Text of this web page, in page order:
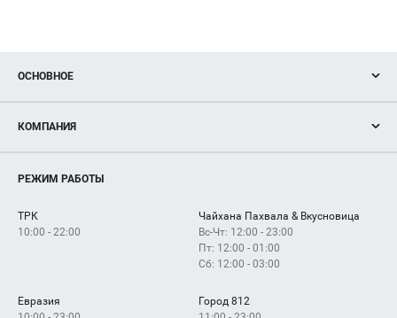
ОСНОВНОЕ
Новости
Магазины
Услуги
КОМПАНИЯ
Рекламодателям
Как добраться
РЕЖИМ РАБОТЫ
ТРК
10:00 - 22:00
Чайхана Пахвала & Вкусновица
Вс-Чт: 12:00 - 23:00
Пт: 12:00 - 01:00
Сб: 12:00 - 03:00
Евразия
Город 812